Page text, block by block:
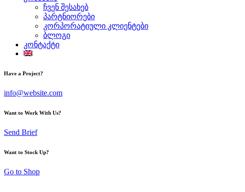
ჩვენ შესახებ
პარტნიორები
კორპორატიული კლიენტები
ბლოგი
კონტაქტი
Have a Project?
info@website.com
Want to Work With Us?
Send Brief
Want to Stock Up?
Go to Shop